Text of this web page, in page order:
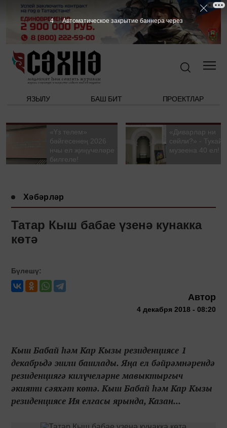
ЯЗЫЛУ БАШ БИТ ПРОЕКТЛАР
«Үз телем»
бәйгесенең 2026
нчы ел җиңүчеләре
билгеле!
«Диварлар ни
сөйли?» - Тукай
музеена 40 ел!
Хәбәрләр
Татар Кыш бабае үзенә кунакка
көтә
Бүлешү:
Автор
4 декабря 2018 - 08:20
Кыш Бабай һәм Кар Кызы резиденциясе 1
декабрьдә эшли башлады. Яңа ел бәйрәмнәрендә
резиденциягә килүчеләрне мавыктыргыч
әкияти сәяхәт көтә. Кыш Бабай һәм Кар Кызы
резиденциясе Ия елгасы ярында, Казан...
3 Автоматическое закрытие баннера через